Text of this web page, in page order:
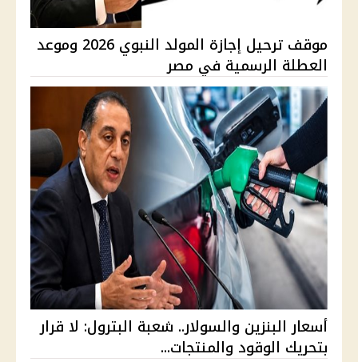
موقف ترحيل إجازة المولد النبوي 2026 وموعد
العطلة الرسمية في مصر
أسعار البنزين والسولار.. شعبة البترول: لا قرار
بتحريك الوقود والمنتجات...